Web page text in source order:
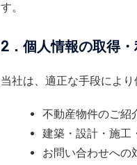
す。
2．個人情報の取得
当社は、適正な手段によ
不動産物件のご紹
建築・設計・施工
お問い合わせへの